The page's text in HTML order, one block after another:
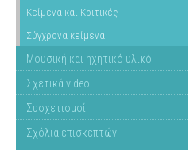
Κείμενα και Κριτικές
Σύγχρονα κείμενα
Μουσική και ηχητικό υλικό
Σχετικά video
Συσχετισμοί
Σχόλια επισκεπτών